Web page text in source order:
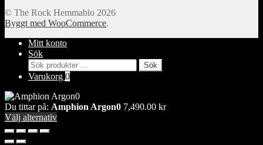
© The Rock Hemmabio 2026
Byggt med WooCommerce.
Mitt konto
Sök
Sök
efter:
Sök
Varukorg 0
Du tittar på: Amphion Argon0 7,490.00 kr
Välj alternativ